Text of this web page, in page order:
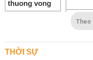
Theo
THỜI SỰ